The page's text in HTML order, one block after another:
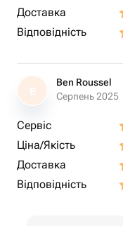
Доставка
Відповідність
B
Ben Roussel
Серпень 2025
Сервіс
Ціна/Якість
Доставка
Відповідність